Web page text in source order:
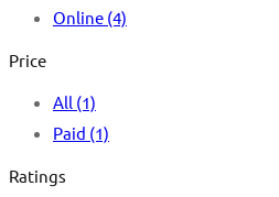
Online (4)
Price
All (1)
Paid (1)
Ratings